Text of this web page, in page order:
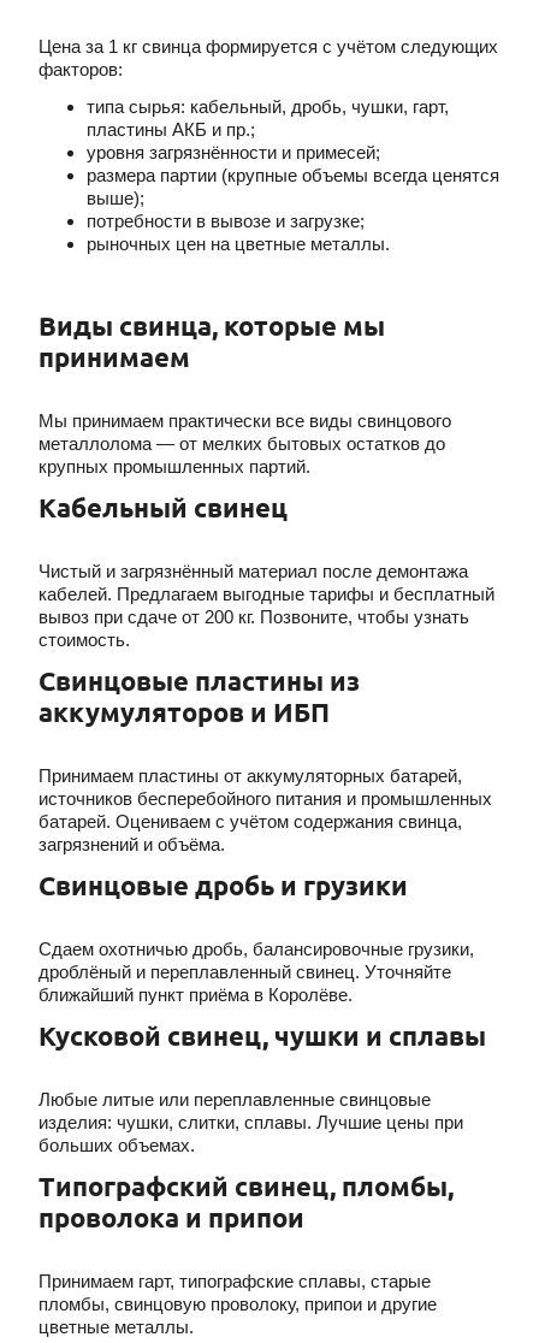
Цена за 1 кг свинца формируется с учётом следующих
факторов:
типа сырья: кабельный, дробь, чушки, гарт,
пластины АКБ и пр.;
уровня загрязнённости и примесей;
размера партии (крупные объемы всегда ценятся
выше);
потребности в вывозе и загрузке;
рыночных цен на цветные металлы.
Виды свинца, которые мы
принимаем
Мы принимаем практически все виды свинцового
металлолома — от мелких бытовых остатков до
крупных промышленных партий.
Кабельный свинец
Чистый и загрязнённый материал после демонтажа
кабелей. Предлагаем выгодные тарифы и бесплатный
вывоз при сдаче от 200 кг. Позвоните, чтобы узнать
стоимость.
Свинцовые пластины из
аккумуляторов и ИБП
Принимаем пластины от аккумуляторных батарей,
источников бесперебойного питания и промышленных
батарей. Оцениваем с учётом содержания свинца,
загрязнений и объёма.
Свинцовые дробь и грузики
Сдаем охотничью дробь, балансировочные грузики,
дроблёный и переплавленный свинец. Уточняйте
ближайший пункт приёма в Королёве.
Кусковой свинец, чушки и сплавы
Любые литые или переплавленные свинцовые
изделия: чушки, слитки, сплавы. Лучшие цены при
больших объемах.
Типографский свинец, пломбы,
проволока и припои
Принимаем гарт, типографские сплавы, старые
пломбы, свинцовую проволоку, припои и другие
цветные металлы.